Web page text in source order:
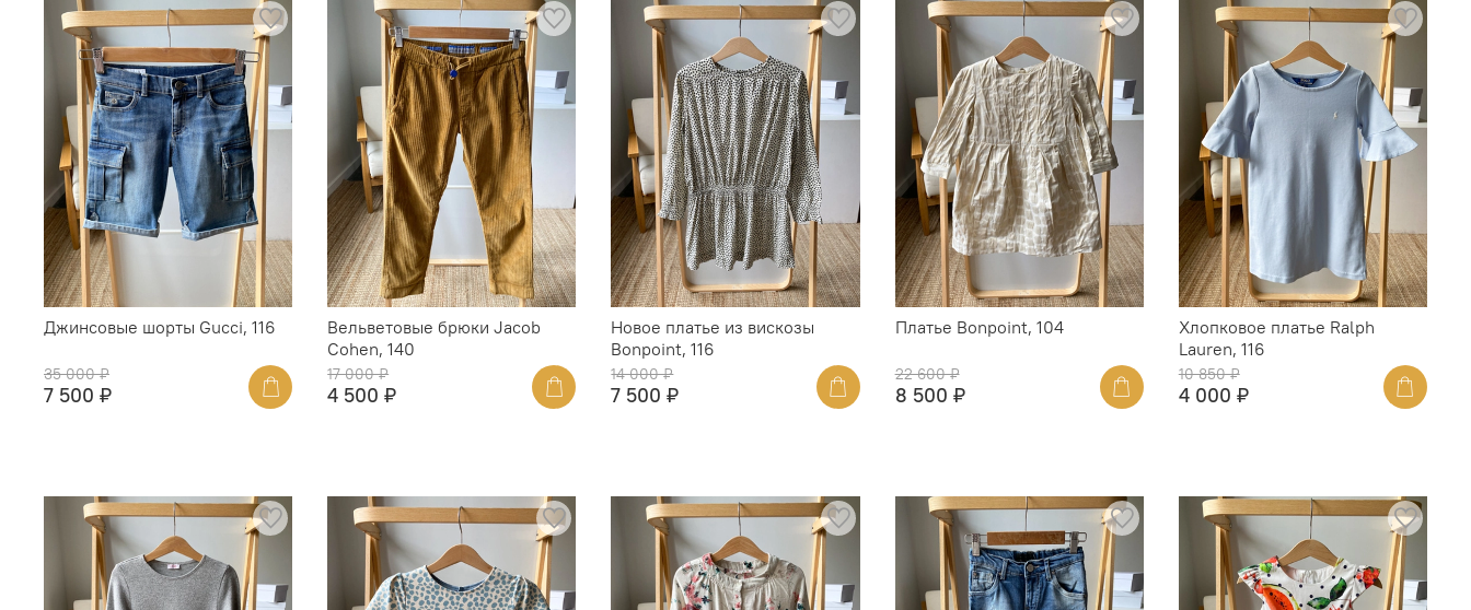
Джинсовые шорты Gucci, 116
35 000 ₽
7 500 ₽
Вельветовые брюки Jacob
Cohen, 140
17 000 ₽
4 500 ₽
Новое платье из вискозы
Bonpoint, 116
14 000 ₽
7 500 ₽
Платье Bonpoint, 104
22 600 ₽
8 500 ₽
Хлопковое платье Ralph
Lauren, 116
10 850 ₽
4 000 ₽